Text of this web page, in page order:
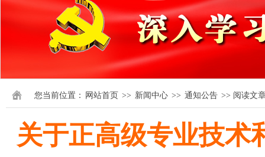
您当前位置： 网站首页 >> 新闻中心 >> 通知公告 >> 阅读文
关于正高级专业技术